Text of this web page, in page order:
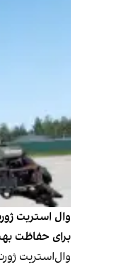
وال استریت
برای حفاظت
وال‌استریت